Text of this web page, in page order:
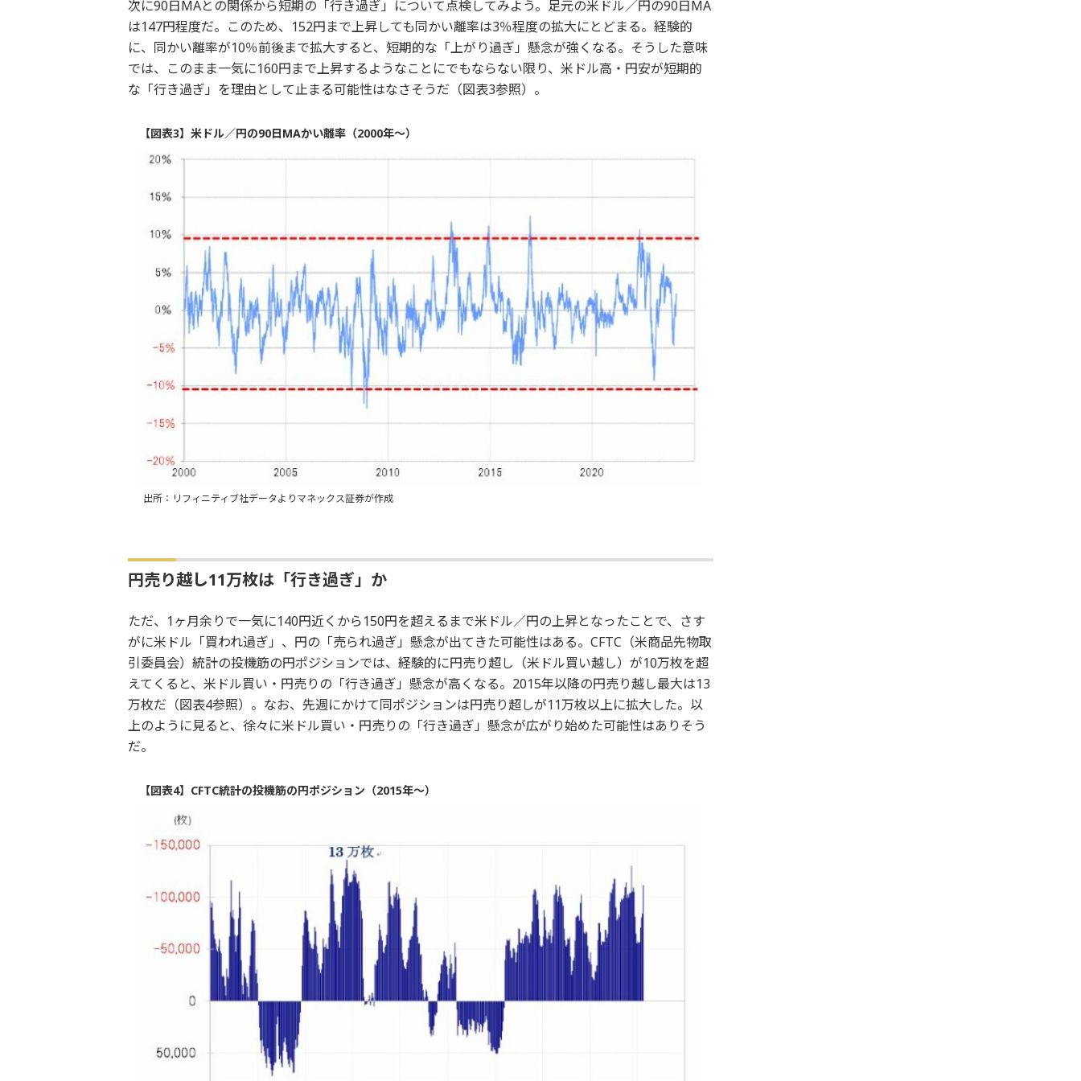
次に90日MAとの関係から短期の「行き過ぎ」について点検してみよう。足元の米ドル／円の90日MA
は147円程度だ。このため、152円まで上昇しても同かい離率は3％程度の拡大にとどまる。経験的
に、同かい離率が10％前後まで拡大すると、短期的な「上がり過ぎ」懸念が強くなる。そうした意味
では、このまま一気に160円まで上昇するようなことにでもならない限り、米ドル高・円安が短期的
な「行き過ぎ」を理由として止まる可能性はなさそうだ（図表3参照）。
【図表3】米ドル／円の90日MAかい離率（2000年～）
出所：リフィニティブ社データよりマネックス証券が作成
円売り越し11万枚は「行き過ぎ」か
ただ、1ヶ月余りで一気に140円近くから150円を超えるまで米ドル／円の上昇となったことで、さす
がに米ドル「買われ過ぎ」、円の「売られ過ぎ」懸念が出てきた可能性はある。CFTC（米商品先物取
引委員会）統計の投機筋の円ポジションでは、経験的に円売り超し（米ドル買い越し）が10万枚を超
えてくると、米ドル買い・円売りの「行き過ぎ」懸念が高くなる。2015年以降の円売り越し最大は13
万枚だ（図表4参照）。なお、先週にかけて同ポジションは円売り超しが11万枚以上に拡大した。以
上のように見ると、徐々に米ドル買い・円売りの「行き過ぎ」懸念が広がり始めた可能性はありそう
だ。
【図表4】CFTC統計の投機筋の円ポジション（2015年～）